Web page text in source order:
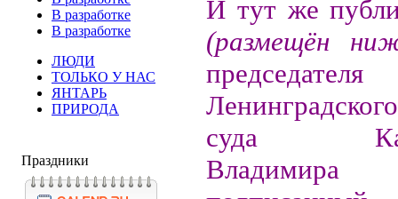
В разработке
В разработке
ЛЮДИ
ТОЛЬКО У НАС
ЯНТАРЬ
ПРИРОДА
Праздники
И тут же
(размещён
председателя
суда
Владимира